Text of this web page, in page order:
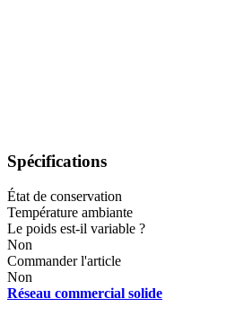
Spécifications
État de conservation
Température ambiante
Le poids est-il variable ?
Non
Commander l'article
Non
Réseau commercial solide